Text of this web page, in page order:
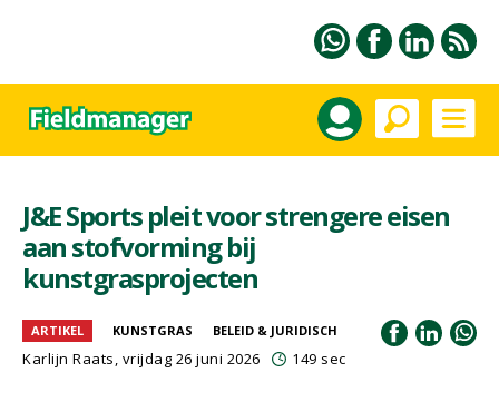
J&E Sports pleit voor strengere eisen
aan stofvorming bij
kunstgrasprojecten
ARTIKEL KUNSTGRAS BELEID & JURIDISCH
Karlijn Raats, vrijdag 26 juni 2026 149 sec